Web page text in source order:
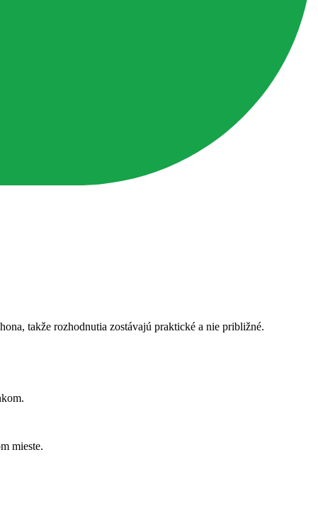
takže rozhodnutia zostávajú praktické a nie približné.
mieste.